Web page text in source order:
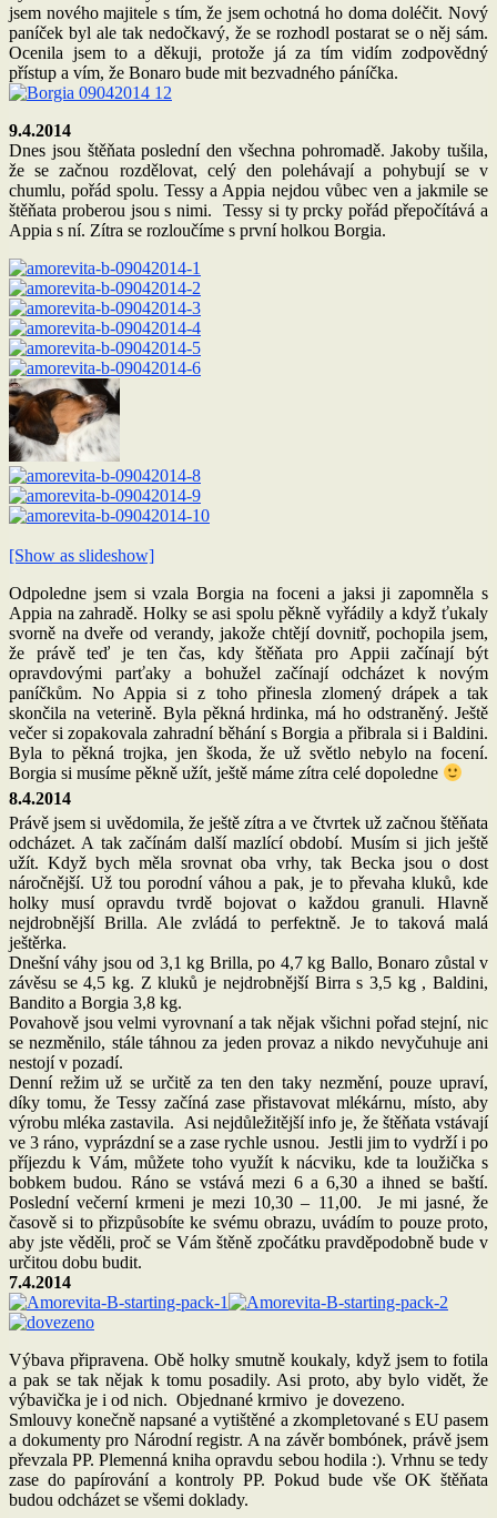
jsem nového majitele s tím, že jsem ochotná ho doma doléčit. Nový
paníček byl ale tak nedočkavý, že se rozhodl postarat se o něj sám.
Ocenila jsem to a děkuji, protože já za tím vidím zodpovědný
přístup a vím, že Bonaro bude mit bezvadného páníčka.
9.4.2014
Dnes jsou štěňata poslední den všechna pohromadě. Jakoby tušila,
že se začnou rozdělovat, celý den polehávají a pohybují se v
chumlu, pořád spolu. Tessy a Appia nejdou vůbec ven a jakmile se
štěňata proberou jsou s nimi. Tessy si ty prcky pořád přepočítává a
Appia s ní. Zítra se rozloučíme s první holkou Borgia.
[Show as slideshow]
Odpoledne jsem si vzala Borgia na foceni a jaksi ji zapomněla s
Appia na zahradě. Holky se asi spolu pěkně vyřádily a když ťukaly
svorně na dveře od verandy, jakože chtějí dovnitř, pochopila jsem,
že právě teď je ten čas, kdy štěňata pro Appii začínají být
opravdovými parťaky a bohužel začínají odcházet k novým
paníčkům. No Appia si z toho přinesla zlomený drápek a tak
skončila na veterině. Byla pěkná hrdinka, má ho odstraněný. Ještě
večer si zopakovala zahradní běhání s Borgia a přibrala si i Baldini.
Byla to pěkná trojka, jen škoda, že už světlo nebylo na focení.
Borgia si musíme pěkně užít, ještě máme zítra celé dopoledne
8.4.2014
Právě jsem si uvědomila, že ještě zítra a ve čtvrtek už začnou štěňata
odcházet. A tak začínám další mazlící období. Musím si jich ještě
užít. Když bych měla srovnat oba vrhy, tak Becka jsou o dost
náročnější. Už tou porodní váhou a pak, je to převaha kluků, kde
holky musí opravdu tvrdě bojovat o každou granuli. Hlavně
nejdrobnější Brilla. Ale zvládá to perfektně. Je to taková malá
ještěrka.
Dnešní váhy jsou od 3,1 kg Brilla, po 4,7 kg Ballo, Bonaro zůstal v
závěsu se 4,5 kg. Z kluků je nejdrobnější Birra s 3,5 kg , Baldini,
Bandito a Borgia 3,8 kg.
Povahově jsou velmi vyrovnaní a tak nějak všichni pořad stejní, nic
se nezměnilo, stále táhnou za jeden provaz a nikdo nevyčuhuje ani
nestojí v pozadí.
Denní režim už se určitě za ten den taky nezmění, pouze upraví,
díky tomu, že Tessy začíná zase přistavovat mlékárnu, místo, aby
výrobu mléka zastavila. Asi nejdůležitější info je, že štěňata vstávají
ve 3 ráno, vyprázdní se a zase rychle usnou. Jestli jim to vydrží i po
příjezdu k Vám, můžete toho využít k nácviku, kde ta loužička s
bobkem budou. Ráno se vstává mezi 6 a 6,30 a ihned se baští.
Poslední večerní krmeni je mezi 10,30 – 11,00. Je mi jasné, že
časově si to přizpůsobíte ke svému obrazu, uvádím to pouze proto,
aby jste věděli, proč se Vám štěně zpočátku pravděpodobně bude v
určitou dobu budit.
7.4.2014
Výbava připravena. Obě holky smutně koukaly, když jsem to fotila
a pak se tak nějak k tomu posadily. Asi proto, aby bylo vidět, že
výbavička je i od nich. Objednané krmivo je dovezeno.
Smlouvy konečně napsané a vytištěné a zkompletované s EU pasem
a dokumenty pro Národní registr. A na závěr bombónek, právě jsem
převzala PP. Plemenná kniha opravdu sebou hodila :). Vrhnu se tedy
zase do papírování a kontroly PP. Pokud bude vše OK štěňata
budou odcházet se všemi doklady.